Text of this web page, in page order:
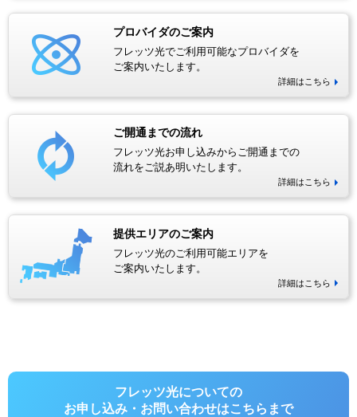
プロバイダのご案内
フレッツ光でご利用可能なプロバイダを
ご案内いたします。
詳細はこちら
ご開通までの流れ
フレッツ光お申し込みからご開通までの
流れをご説あ明いたします。
詳細はこちら
提供エリアのご案内
フレッツ光のご利用可能エリアを
ご案内いたします。
詳細はこちら
フレッツ光についての
お申し込み・お問い合わせはこちらまで